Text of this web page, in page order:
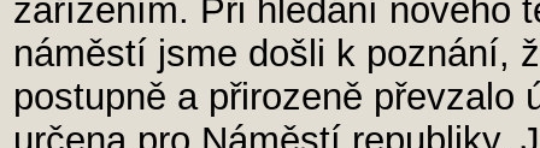
zařízením. Při hledání nového
náměstí jsme došli k poznání,
postupně a přirozeně převzalo